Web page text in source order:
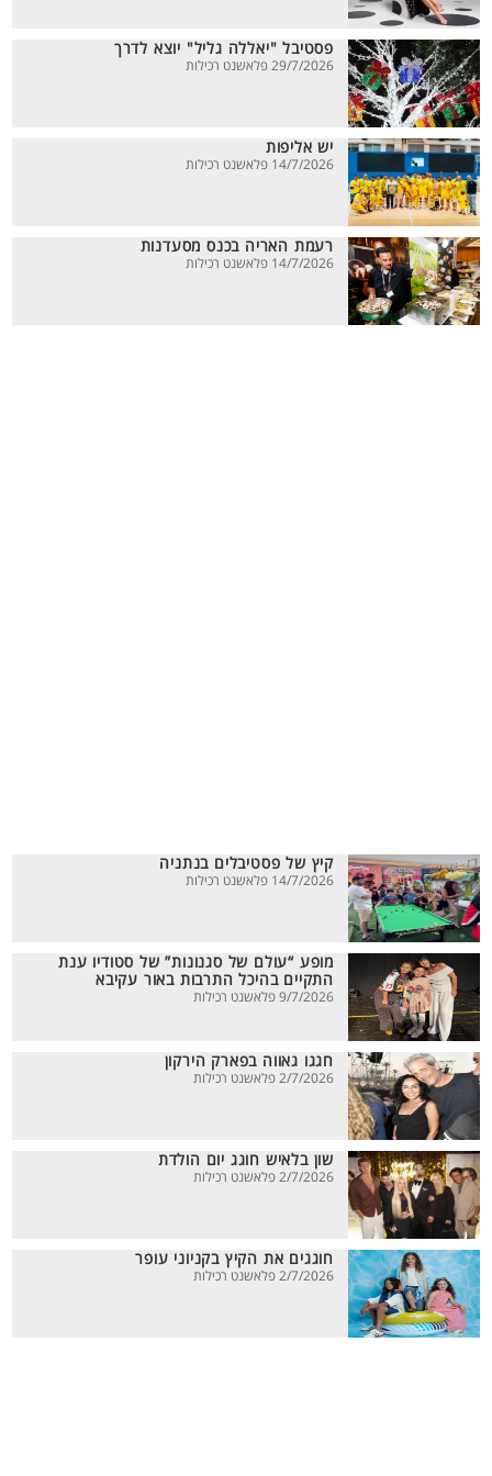
פסטיבל "יאללה גליל" יוצא לדרך
29/7/2026 פלאשנט רכילות
יש אליפות
14/7/2026 פלאשנט רכילות
רעמת האריה בכנס מסעדנות
14/7/2026 פלאשנט רכילות
קיץ של פסטיבלים בנתניה
14/7/2026 פלאשנט רכילות
מופע “עולם של סגנונות” של סטודיו ענת
התקיים בהיכל התרבות באור עקיבא
9/7/2026 פלאשנט רכילות
חגגו גאווה בפארק הירקון
2/7/2026 פלאשנט רכילות
שון בלאיש חוגג יום הולדת
2/7/2026 פלאשנט רכילות
חוגגים את הקיץ בקניוני עופר
2/7/2026 פלאשנט רכילות